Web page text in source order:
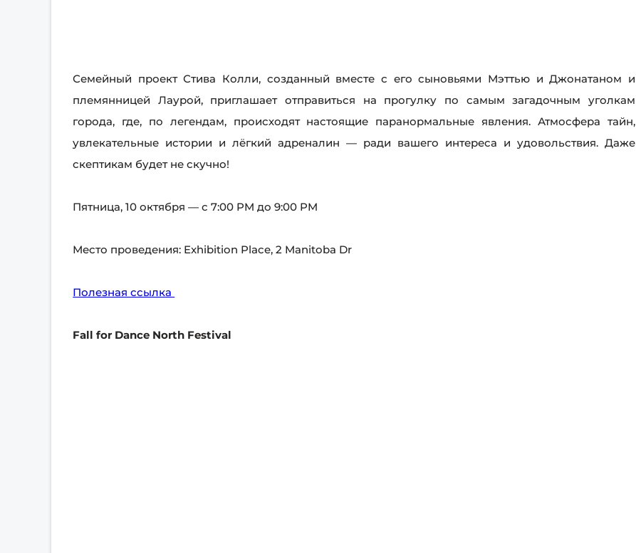
Семейный проект Стива Колли, созданный вместе с его сыновьями Мэттью и Джонатаном и
племянницей Лаурой, приглашает отправиться на прогулку по самым загадочным уголкам
города, где, по легендам, происходят настоящие паранормальные явления. Атмосфера тайн,
увлекательные истории и лёгкий адреналин — ради вашего интереса и удовольствия. Даже
скептикам будет не скучно!
Пятница, 10 октября — с 7:00 PM до 9:00 PM
Место проведения: Exhibition Place, 2 Manitoba Dr
Полезная ссылка
Fall for Dance North Festival